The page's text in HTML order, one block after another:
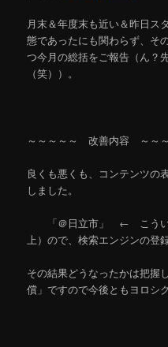
月末＆年度末も近い＆昨日ス
態であったにも関わらず、そ
つ今月の総括をご報告（ん？
（笑））。
～～～～～ 改善内容 ～～
良くも悪くも、コンテンツの
しました。
「＠日立市」 ← こういう
上）ので、検索エンジンの登
その結果どうなったかは把握
償」ですので今後ともヨロシ